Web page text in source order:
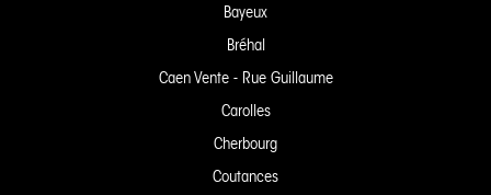
Bayeux
Bréhal
Caen Vente - Rue Guillaume
Carolles
Cherbourg
Coutances